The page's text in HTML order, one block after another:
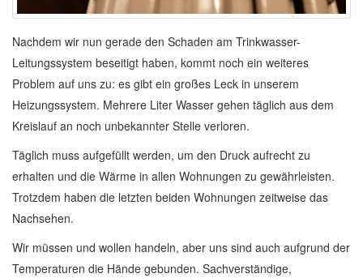
Nachdem wir nun gerade den Schaden am Trinkwasser-
Leitungssystem beseitigt haben, kommt noch ein weiteres
Problem auf uns zu: es gibt ein großes Leck in unserem
Heizungssystem. Mehrere Liter Wasser gehen täglich aus dem
Kreislauf an noch unbekannter Stelle verloren.
Täglich muss aufgefüllt werden, um den Druck aufrecht zu
erhalten und die Wärme in allen Wohnungen zu gewährleisten.
Trotzdem haben die letzten beiden Wohnungen zeitweise das
Nachsehen.
Wir müssen und wollen handeln, aber uns sind auch aufgrund der
Temperaturen die Hände gebunden. Sachverständige,